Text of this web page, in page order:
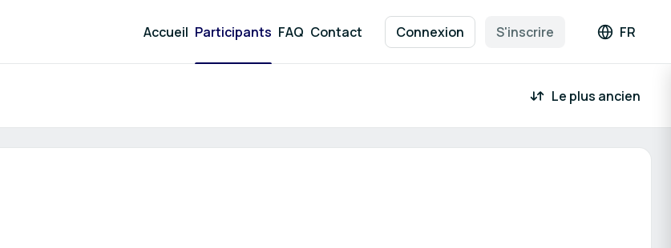
Accueil Participants FAQ Contact Connexion S'inscrire
Langue
FR
Résultat de recherche de participant
Le plus ancien